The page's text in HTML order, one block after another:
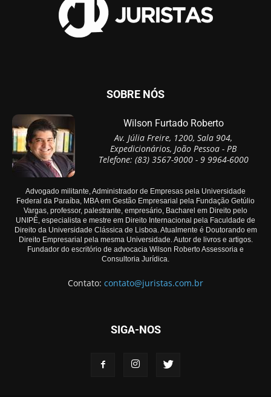
SOBRE NÓS
Wilson Furtado Roberto
Av. Júlia Freire, 1200, Sala 904,
Expedicionários, João Pessoa - PB
Telefone: (83) 3567-9000 - 9 9964-6000
Advogado militante, Administrador de Empresas pela Universidade
Federal da Paraíba, MBA em Gestão Empresarial pela Fundação Getúlio
Vargas, professor, palestrante, empresário, Bacharel em Direito pelo
UNIPÊ, especialista e mestre em Direito Internacional pela Faculdade de
Direito da Universidade Clássica de Lisboa. Atualmente é Doutorando em
Direito Empresarial pela mesma Universidade. Autor de livros e artigos.
Fundador do escritório de advocacia Wilson Roberto Assessoria e
Consultoria Jurídica.
Contato: contato@juristas.com.br
SIGA-NOS